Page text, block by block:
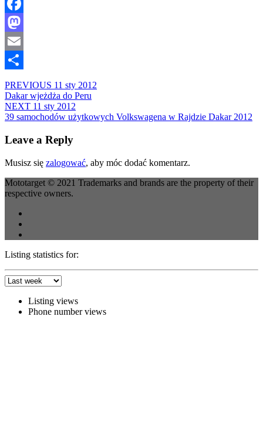
Facebook
Mastodon
Email
PREVIOUS 11 sty 2012
Dakar wjeżdża do Peru
NEXT 11 sty 2012
39 samochodów użytkowych Volkswagena w Rajdzie Dakar 2012
Leave a Reply
Musisz się zalogować, aby móc dodać komentarz.
Mototarget © 2021 Trademarks and brands are the property of their
respective owners.
Listing statistics for:
Listing views
Phone number views